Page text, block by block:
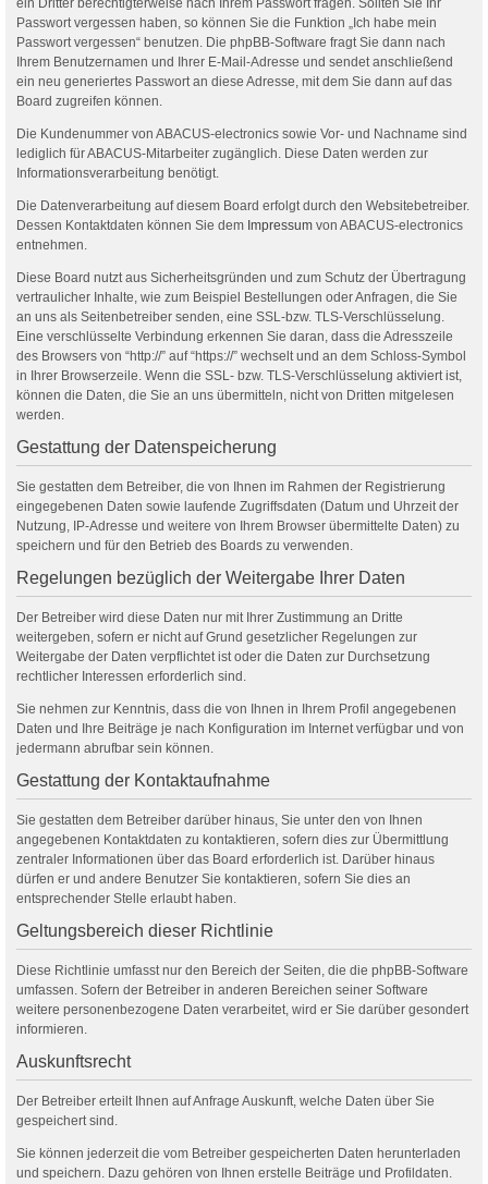
ein Dritter berechtigterweise nach Ihrem Passwort fragen. Sollten Sie Ihr
Passwort vergessen haben, so können Sie die Funktion „Ich habe mein
Passwort vergessen“ benutzen. Die phpBB-Software fragt Sie dann nach
Ihrem Benutzernamen und Ihrer E-Mail-Adresse und sendet anschließend
ein neu generiertes Passwort an diese Adresse, mit dem Sie dann auf das
Board zugreifen können.
Die Kundenummer von ABACUS-electronics sowie Vor- und Nachname sind
lediglich für ABACUS-Mitarbeiter zugänglich. Diese Daten werden zur
Informationsverarbeitung benötigt.
Die Datenverarbeitung auf diesem Board erfolgt durch den Websitebetreiber.
Dessen Kontaktdaten können Sie dem Impressum von ABACUS-electronics
entnehmen.
Diese Board nutzt aus Sicherheitsgründen und zum Schutz der Übertragung
vertraulicher Inhalte, wie zum Beispiel Bestellungen oder Anfragen, die Sie
an uns als Seitenbetreiber senden, eine SSL-bzw. TLS-Verschlüsselung.
Eine verschlüsselte Verbindung erkennen Sie daran, dass die Adresszeile
des Browsers von “http://” auf “https://” wechselt und an dem Schloss-Symbol
in Ihrer Browserzeile. Wenn die SSL- bzw. TLS-Verschlüsselung aktiviert ist,
können die Daten, die Sie an uns übermitteln, nicht von Dritten mitgelesen
werden.
Gestattung der Datenspeicherung
Sie gestatten dem Betreiber, die von Ihnen im Rahmen der Registrierung
eingegebenen Daten sowie laufende Zugriffsdaten (Datum und Uhrzeit der
Nutzung, IP-Adresse und weitere von Ihrem Browser übermittelte Daten) zu
speichern und für den Betrieb des Boards zu verwenden.
Regelungen bezüglich der Weitergabe Ihrer Daten
Der Betreiber wird diese Daten nur mit Ihrer Zustimmung an Dritte
weitergeben, sofern er nicht auf Grund gesetzlicher Regelungen zur
Weitergabe der Daten verpflichtet ist oder die Daten zur Durchsetzung
rechtlicher Interessen erforderlich sind.
Sie nehmen zur Kenntnis, dass die von Ihnen in Ihrem Profil angegebenen
Daten und Ihre Beiträge je nach Konfiguration im Internet verfügbar und von
jedermann abrufbar sein können.
Gestattung der Kontaktaufnahme
Sie gestatten dem Betreiber darüber hinaus, Sie unter den von Ihnen
angegebenen Kontaktdaten zu kontaktieren, sofern dies zur Übermittlung
zentraler Informationen über das Board erforderlich ist. Darüber hinaus
dürfen er und andere Benutzer Sie kontaktieren, sofern Sie dies an
entsprechender Stelle erlaubt haben.
Geltungsbereich dieser Richtlinie
Diese Richtlinie umfasst nur den Bereich der Seiten, die die phpBB-Software
umfassen. Sofern der Betreiber in anderen Bereichen seiner Software
weitere personenbezogene Daten verarbeitet, wird er Sie darüber gesondert
informieren.
Auskunftsrecht
Der Betreiber erteilt Ihnen auf Anfrage Auskunft, welche Daten über Sie
gespeichert sind.
Sie können jederzeit die vom Betreiber gespeicherten Daten herunterladen
und speichern. Dazu gehören von Ihnen erstelle Beiträge und Profildaten.